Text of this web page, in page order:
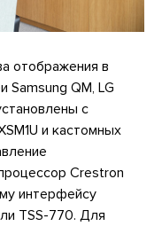
отображения в
QM, LG
с
и кастомных
Crestron
интерфейсу
TSS-770. Для